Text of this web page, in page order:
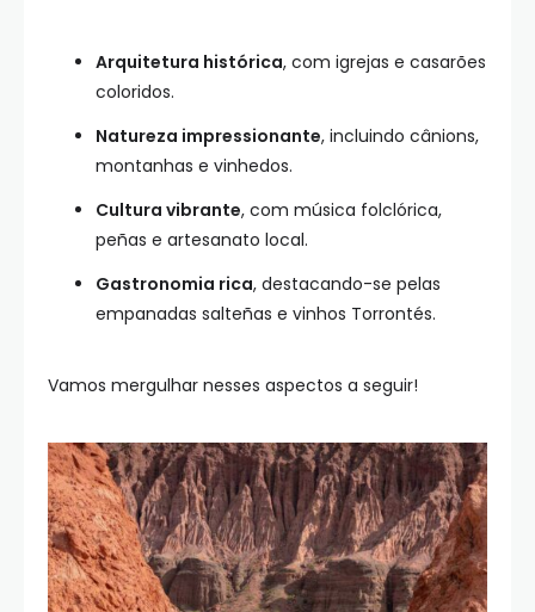
Arquitetura histórica, com igrejas e casarões
coloridos.
Natureza impressionante, incluindo cânions,
montanhas e vinhedos.
Cultura vibrante, com música folclórica,
peñas e artesanato local.
Gastronomia rica, destacando-se pelas
empanadas salteñas e vinhos Torrontés.
Vamos mergulhar nesses aspectos a seguir!